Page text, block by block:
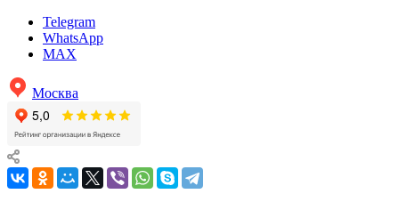
Telegram
WhatsApp
MAX
Москва